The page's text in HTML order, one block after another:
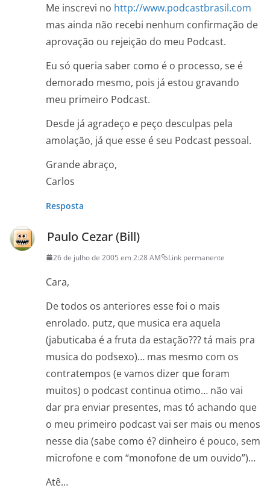
Me inscrevi no http://www.podcastbrasil.com
mas ainda não recebi nenhum confirmação de
aprovação ou rejeição do meu Podcast.
Eu só queria saber como é o processo, se é
demorado mesmo, pois já estou gravando
meu primeiro Podcast.
Desde já agradeço e peço desculpas pela
amolação, já que esse é seu Podcast pessoal.
Grande abraço,
Carlos
Resposta
Paulo Cezar (Bill)
26 de julho de 2005 em 2:28 AM Link permanente
Cara,
De todos os anteriores esse foi o mais
enrolado. putz, que musica era aquela
(jabuticaba é a fruta da estação??? tá mais pra
musica do podsexo)… mas mesmo com os
contratempos (e vamos dizer que foram
muitos) o podcast continua otimo… não vai
dar pra enviar presentes, mas tó achando que
o meu primeiro podcast vai ser mais ou menos
nesse dia (sabe como é? dinheiro é pouco, sem
microfone e com “monofone de um ouvido”)…
Atê…